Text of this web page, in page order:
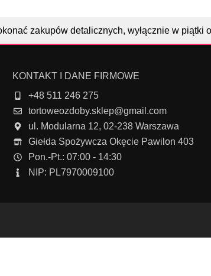
zakupów detalicznych, wyłącznie w piątki
KONTAKT I DANE FIRMOWE
+48 511 246 275
tortoweozdoby.sklep@gmail.com
ul. Modularna 12, 02-238 Warszawa
Giełda Spożywcza Okęcie Pawilon 403
Pon.-Pt.: 07:00 - 14:30
NIP: PL7970009100